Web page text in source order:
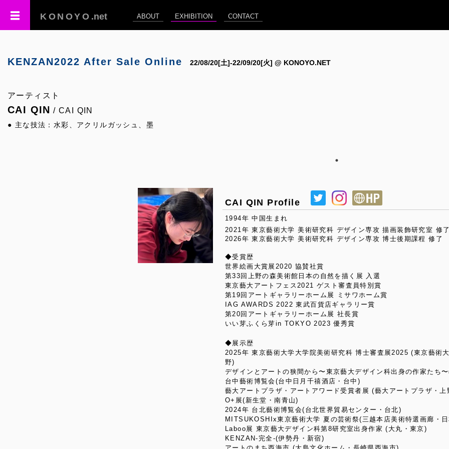
KONOYO .net ABOUT EXHIBITION CONTACT
KENZAN2022 After Sale Online 22/08/20[土]-22/09/20[火] @ KONOYO.NET
アーティスト
CAI QIN / CAI QIN
● 主な技法：水彩、アクリルガッシュ、墨
CAI QIN Profile
1994年 中国生まれ
2021年 東京藝術大学 美術研究科 デザイン専攻 描画装飾研究室 修了
2026年 東京藝術大学 美術研究科 デザイン専攻 博士後期課程 修了
◆受賞歴
世界絵画大賞展2020 協賛社賞
第33回上野の森美術館日本の自然を描く展 入選
東京藝大アートフェス2021 ゲスト審査員特別賞
第19回アートギャラリーホーム展 ミサワホーム賞
IAG AWARDS 2022 東武百貨店ギャラリー賞
第20回アートギャラリーホーム展 社長賞
いい芽ふくら芽in TOKYO 2023 優秀賞
◆展示歴
2025年 東京藝術大学大学院美術研究科 博士審査展2025 (東京藝術
野)
デザインとアートの狭間から〜東京藝大デザイン科出身の作家たち
台中藝術博覧会(台中日月千禧酒店・台中)
藝大アートプラザ・アートアワード受賞者展 (藝大アートプラザ・上
O+展(新生堂・南青山)
2024年 台北藝術博覧会(台北世界貿易センター・台北)
MITSUKOSHIx東京藝術大学 夏の芸術祭(三越本店美術特選画廊・
Laboo展 東京藝大デザイン科第8研究室出身作家 (大丸・東京)
KENZAN-完全-(伊勢丹・新宿)